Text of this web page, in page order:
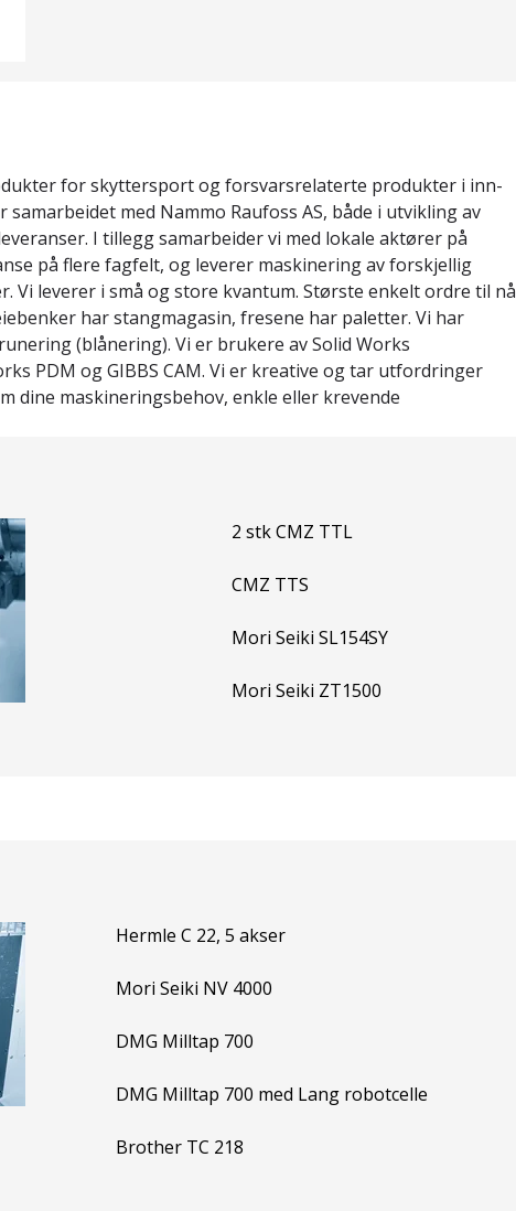
for skyttersport og forsvarsrelaterte produkter i inn-
med Nammo Raufoss AS, både i utvikling av
I tillegg samarbeider vi med lokale aktører på
på flere fagfelt, og leverer maskinering av forskjellig
Vi leverer i små og store kvantum. Største enkelt ordre til nå
har stangmagasin, fresene har paletter. Vi har
(blånering). Vi er brukere av Solid Works
PDM og GIBBS CAM. Vi er kreative og tar utfordringer
dine maskineringsbehov, enkle eller krevende
2 stk CMZ TTL
CMZ TTS
Mori Seiki SL154SY
Mori Seiki ZT1500
Hermle C 22, 5 akser
Mori Seiki NV 4000
DMG Milltap 700
DMG Milltap 700 med Lang robotcelle
Brother TC 218